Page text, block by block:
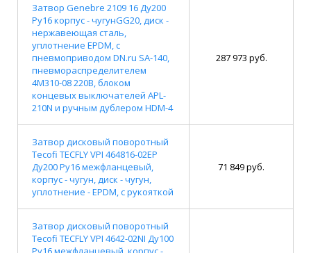
Затвор Genebre 2109 16 Ду200
Ру16 корпус - чугунGG20, диск -
нержавеющая сталь,
уплотнение EPDM, с
пневмоприводом DN.ru SA-140,
пневмораспределителем
4M310-08 220В, блоком
концевых выключателей APL-
210N и ручным дублером HDM-4
287 973 руб.
Затвор дисковый поворотный
Tecofi TECFLY VPI 464816-02EP
Ду200 Ру16 межфланцевый,
корпус - чугун, диск - чугун,
уплотнение - EPDM, с рукояткой
71 849 руб.
Затвор дисковый поворотный
Tecofi TECFLY VPI 4642-02NI Ду100